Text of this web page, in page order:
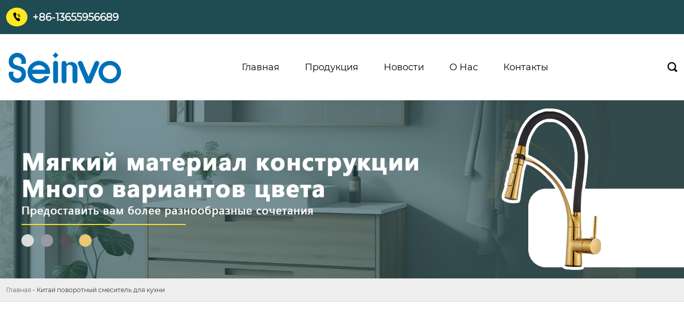
 +86-13655956689
Главная Продукция Новости О Hас Контакты 
Главная - Китай поворотный смеситель для кухни